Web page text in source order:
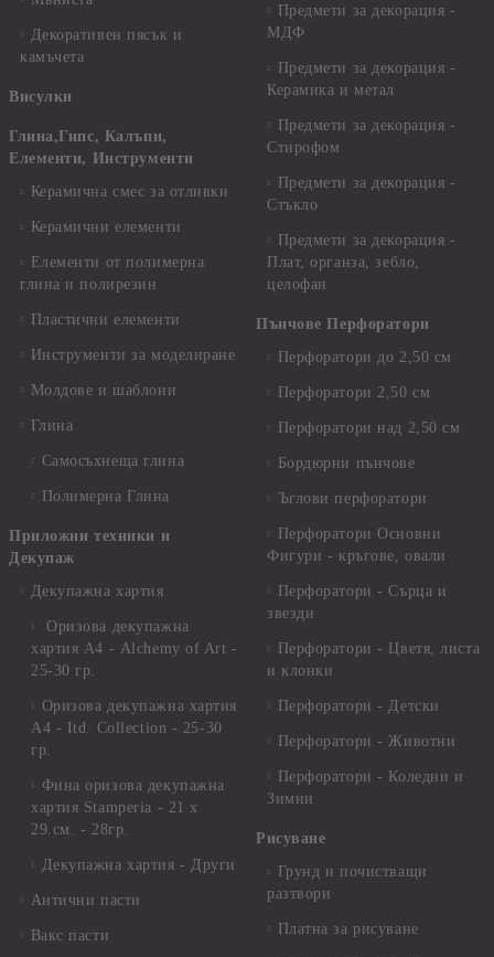
Декоративен пясък и
камъчета
Висулки
Глина,Гипс, Калъпи,
Елементи, Инструменти
Керамична смес за отливки
Керамични елементи
Елементи от полимерна
глина и полирезин
Пластични елементи
Инструменти за моделиране
Молдове и шаблони
Глина
Самосъхнеща глина
Полимерна Глина
Приложни техники и
Декупаж
Декупажна хартия
Оризова декупажна
хартия А4 - Alchemy of Art -
25-30 гр.
Оризова декупажна хартия
А4 - Itd. Collection - 25-30
гр.
Фина оризова декупажна
хартия Stamperia - 21 х
29.см. - 28гр.
Декупажна хартия - Други
Антични пасти
Вакс пасти
Предмети за декорация -
МДФ
Предмети за декорация -
Керамика и метал
Предмети за декорация -
Стирофом
Предмети за декорация -
Стъкло
Предмети за декорация -
Плат, органза, зебло,
целофан
Пънчове Перфоратори
Перфоратори до 2,50 см
Перфоратори 2,50 см
Перфоратори над 2,50 см
Бордюрни пънчове
Ъглови перфоратори
Перфоратори Основни
Фигури - кръгове, овали
Перфоратори - Сърца и
звезди
Перфоратори - Цветя, листа
и клонки
Перфоратори - Детски
Перфоратори - Животни
Перфоратори - Коледни и
Зимни
Рисуване
Грунд и почистващи
разтвори
Платна за рисуване